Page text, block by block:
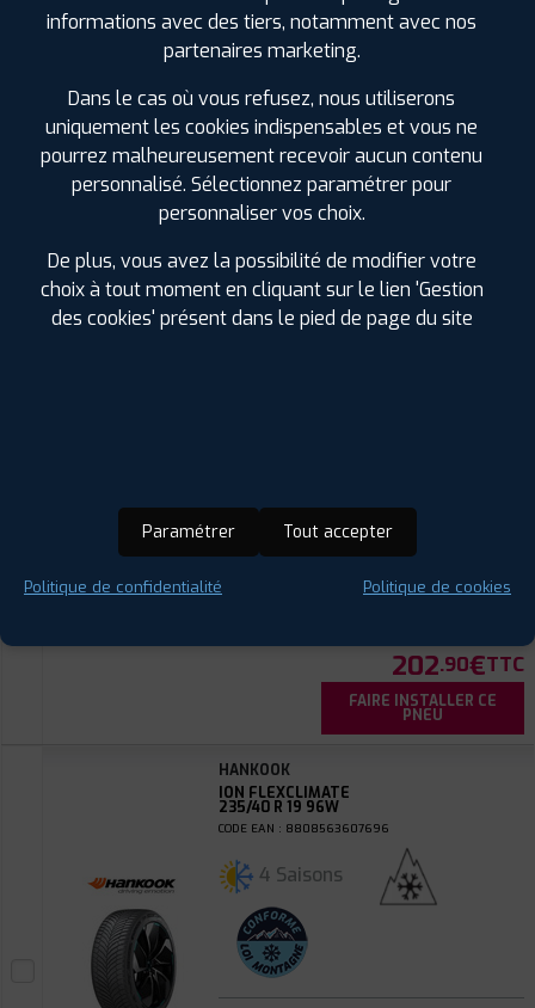
ⓘ C B B 70
198
PNEU
HANKOOK
ION FLEXCLIMATE
ⓘ
202.90€TTC
FAIRE INSTALLER CE
PNEU
HANKOOK
ION FLEXCLIMATE
235/40 R 19 96W
CODE EAN : 8808563607696
4 Saisons
informations avec des tiers, notamment avec nos
partenaires marketing.
Dans le cas où vous refusez, nous utiliserons
uniquement les cookies indispensables et vous ne
pourrez malheureusement recevoir aucun contenu
personnalisé. Sélectionnez paramétrer pour
personnaliser vos choix.
De plus, vous avez la possibilité de modifier votre
choix à tout moment en cliquant sur le lien 'Gestion
des cookies' présent dans le pied de page du site
Paramétrer Tout accepter
Politique de confidentialité Politique de cookies